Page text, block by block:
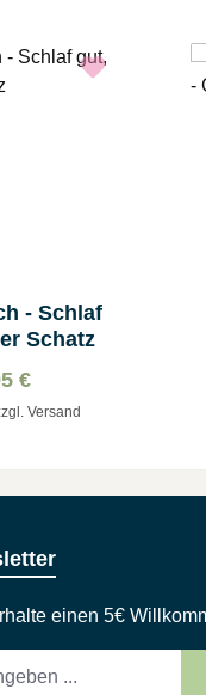
- Schlaf
Schatz
€
Versand
einen 5€